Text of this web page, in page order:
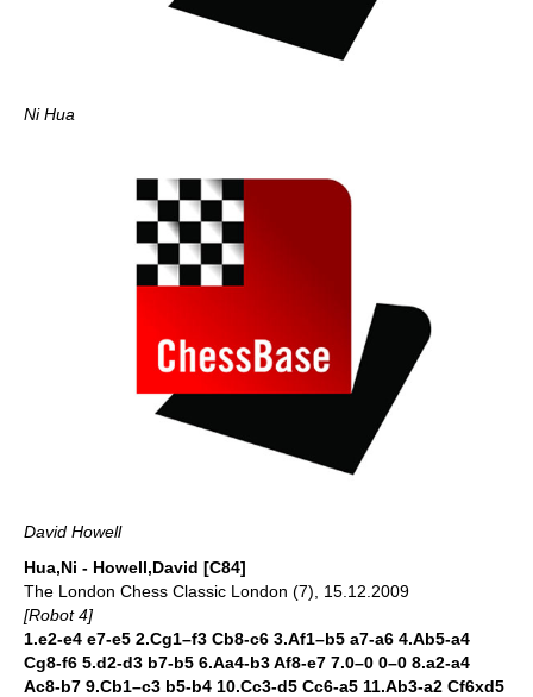
Ni Hua
David Howell
Hua,Ni - Howell,David [C84]
The London Chess Classic London (7), 15.12.2009
[Robot 4]
1.e2-e4 e7-e5 2.Cg1–f3 Cb8-c6 3.Af1–b5 a7-a6 4.Ab5-a4
Cg8-f6 5.d2-d3 b7-b5 6.Aa4-b3 Af8-e7 7.0–0 0–0 8.a2-a4
Ac8-b7 9.Cb1–c3 b5-b4 10.Cc3-d5 Cc6-a5 11.Ab3-a2 Cf6xd5